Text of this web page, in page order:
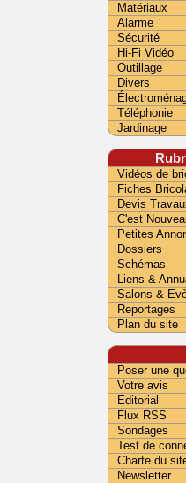
Matériaux
Alarme
Sécurité
Hi-Fi Vidéo
Outillage
Divers
Téléphonie
Jardinage
Vidéos de
Fiches
Devis
C'est
Petites
Dossiers
Schémas
Liens &
Salons &
Reportages
Plan du site
Poser une
Votre avis
Editorial
Flux RSS
Sondages
Test de
Charte du
Newsletter